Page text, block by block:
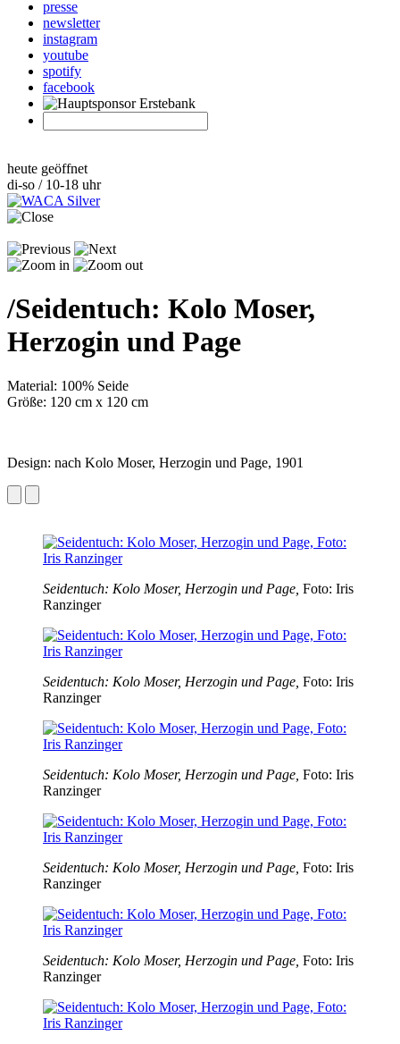
presse
newsletter
instagram
youtube
spotify
facebook
heute geöffnet
di-so / 10-18 uhr
/Seidentuch: Kolo Moser,
Herzogin und Page
Material: 100% Seide
Größe: 120 cm x 120 cm
Design: nach Kolo Moser, Herzogin und Page, 1901
Seidentuch: Kolo Moser, Herzogin und Page, Foto: Iris
Ranzinger
Seidentuch: Kolo Moser, Herzogin und Page, Foto: Iris
Ranzinger
Seidentuch: Kolo Moser, Herzogin und Page, Foto: Iris
Ranzinger
Seidentuch: Kolo Moser, Herzogin und Page, Foto: Iris
Ranzinger
Seidentuch: Kolo Moser, Herzogin und Page, Foto: Iris
Ranzinger